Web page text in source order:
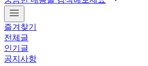
즐겨찾기
전체글
인기글
공지사항